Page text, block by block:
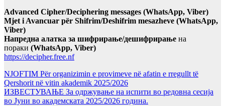
Advanced Cipher/Deciphering messages (WhatsApp, Viber)
Mjet i Avancuar për Shifrim/Deshifrim mesazheve (WhatsApp,
Viber)
Напредна алатка за шифрирање/дешифрирање на
пораки (WhatsApp, Viber)
https://decipher.free.nf
NJOFTIM Për organizimin e provimeve në afatin e rregullt të
Qershorit në vitin akademik 2025/2026
ИЗВЕСТУВАЊЕ За одржување на испити во редовна сесија
во Јуни во академската 2025/2026 година.